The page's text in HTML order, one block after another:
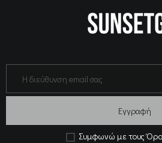
Εγγραφή
Συμφωνώ με τους